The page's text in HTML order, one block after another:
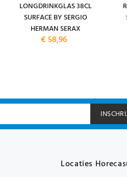
LONGDRINKGLAS 38CL
SURFACE BY SERGIO
HERMAN SERAX
€ 58,96
Locaties